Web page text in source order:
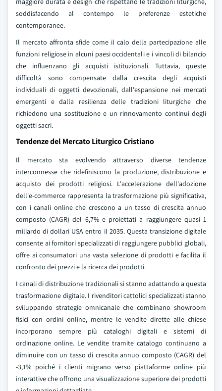
soddisfacendo al contempo le preferenze estetiche
contemporanee.
Il mercato affronta sfide come il calo della partecipazione alle
funzioni religiose in alcuni paesi occidentali e i vincoli di bilancio
che influenzano gli acquisti istituzionali. Tuttavia, queste
difficoltà sono compensate dalla crescita degli acquisti
individuali di oggetti devozionali, dall'espansione nei mercati
emergenti e dalla resilienza delle tradizioni liturgiche che
richiedono una sostituzione e un rinnovamento continui degli
oggetti sacri.
Tendenze del Mercato Liturgico Cristiano
Il mercato sta evolvendo attraverso diverse tendenze
interconnesse che ridefiniscono la produzione, distribuzione e
acquisto dei prodotti religiosi. L'accelerazione dell'adozione
dell'e-commerce rappresenta la trasformazione più significativa,
con i canali online che crescono a un tasso di crescita annuo
composto (CAGR) del 6,7% e proiettati a raggiungere quasi 1
miliardo di dollari USA entro il 2035. Questa transizione digitale
consente ai fornitori specializzati di raggiungere pubblici globali,
offre ai consumatori una vasta selezione di prodotti e facilita il
confronto dei prezzi e la ricerca dei prodotti.
I canali di distribuzione tradizionali si stanno adattando a questa
trasformazione digitale. I rivenditori cattolici specializzati stanno
sviluppando strategie omnicanale che combinano showroom
fisici con ordini online, mentre le vendite dirette alle chiese
incorporano sempre più cataloghi digitali e sistemi di
ordinazione online. Le vendite tramite catalogo continuano a
diminuire con un tasso di crescita annuo composto (CAGR) del
-3,1% poiché i clienti migrano verso piattaforme online più
interattive che offrono una visualizzazione superiore dei prodotti